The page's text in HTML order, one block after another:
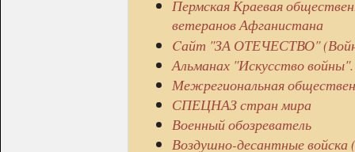
Пермская Краевая
ветеранов Афганистана
Cайт "ЗА ОТЕЧЕСТВО"
Альманах "Искусство
Межрегиональная
СПЕЦНАЗ стран мира
Военный обозреватель
Воздушно-десантные